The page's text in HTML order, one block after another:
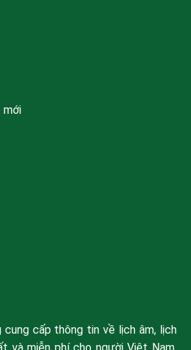
mới
cung cấp thông tin về lịch âm, lịch